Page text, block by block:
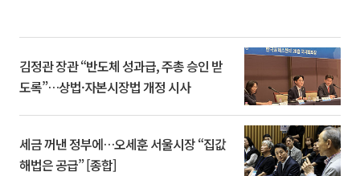
김정관 장관 “반도체 성과급, 주총 승인 받
도록”…상법·자본시장법 개정 시사
세금 꺼낸 정부에…오세훈 서울시장 “집값
해법은 공급” [종합]